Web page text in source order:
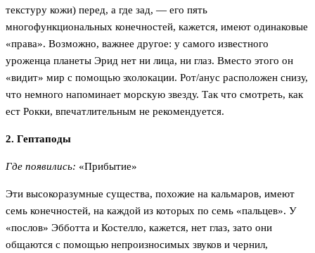
текстуру кожи) перед, а где зад, — его пять
многофункциональных конечностей, кажется, имеют одинаковые
«права». Возможно, важнее другое: у самого известного
уроженца планеты Эрид нет ни лица, ни глаз. Вместо этого он
«видит» мир с помощью эхолокации. Рот/анус расположен снизу,
что немного напоминает морскую звезду. Так что смотреть, как
ест Рокки, впечатлительным не рекомендуется.
2. Гептаподы
Где появились: «Прибытие»
Эти высокоразумные существа, похожие на кальмаров, имеют
семь конечностей, на каждой из которых по семь «пальцев». У
«послов» Эбботта и Костелло, кажется, нет глаз, зато они
общаются с помощью непроизносимых звуков и чернил,